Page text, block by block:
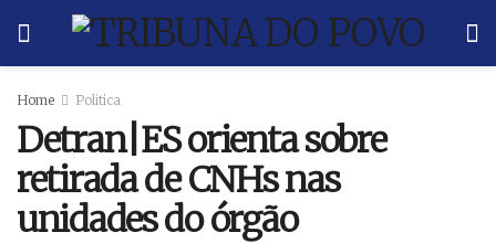
Home Politica
Detran|ES orienta sobre
retirada de CNHs nas
unidades do órgão